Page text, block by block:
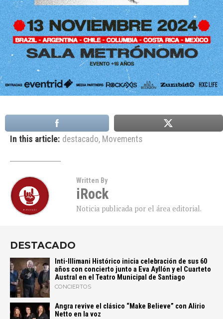
In this article: destacado, Movements
Written By
iRock
Noticia publicada por el área editorial.
DESTACADO
Inti-Illimani Histórico inicia celebración de sus 60
años con concierto junto a Eva Ayllón y el Cuarteto
Austral en el Teatro Municipal de Santiago
CONCIERTOS
Angra revive el clásico “Make Believe” con Alirio
Netto en la voz